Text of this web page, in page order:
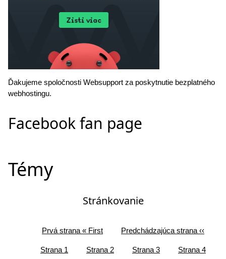
Ďakujeme spoločnosti Websupport za poskytnutie bezplatného
webhostingu.
Facebook fan page
Témy
Stránkovanie
Prvá strana « First Predchádzajúca strana ‹‹
Strana 1 Strana2 Strana3 Strana4